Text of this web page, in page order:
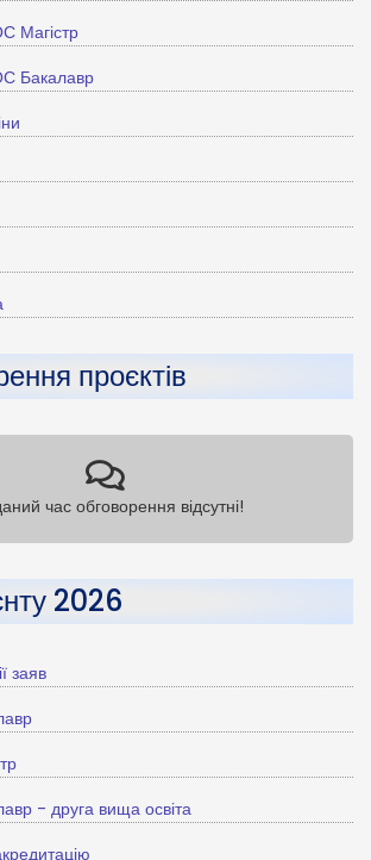
Магістр
Бакалавр
проєктів
час обговорення відсутні!
2026
заяв
- друга вища освіта